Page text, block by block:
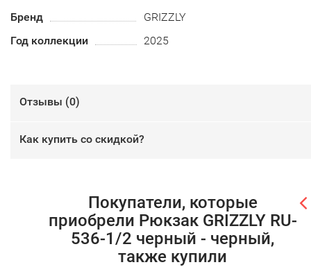
Бренд
GRIZZLY
Год коллекции
2025
Отзывы (0)
Как купить со скидкой?
Покупатели, которые
приобрели Рюкзак GRIZZLY RU-
536-1/2 черный - черный,
также купили